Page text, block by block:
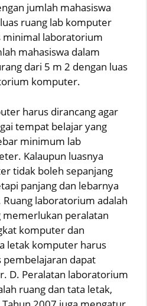
jumlah mahasiswa
ruang lab komputer
minimal laboratorium
mahasiswa dalam
dari 5 m 2 dengan luas
komputer.
harus dirancang agar
tempat belajar yang
minimum lab
Kalaupun luasnya
tidak boleh sepanjang
panjang dan lebarnya
laboratorium adalah
peralatan
komputer dan
letak komputer harus
pembelajaran dapat
D. Peralatan laboratorium
ruang dan tata letak,